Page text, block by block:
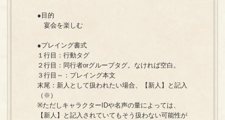
●目的
宴会を楽しむ
●プレイング書式
１行目：行動タグ
２行目：同行者orグループタグ。なければ空白。
３行目～：プレイング本文
末尾：新人として扱われたい場合、【新人】と記入
（※）
※ただしキャラクターIDや名声の量によっては、
【新人】と記入されていてもそう扱わない可能性が